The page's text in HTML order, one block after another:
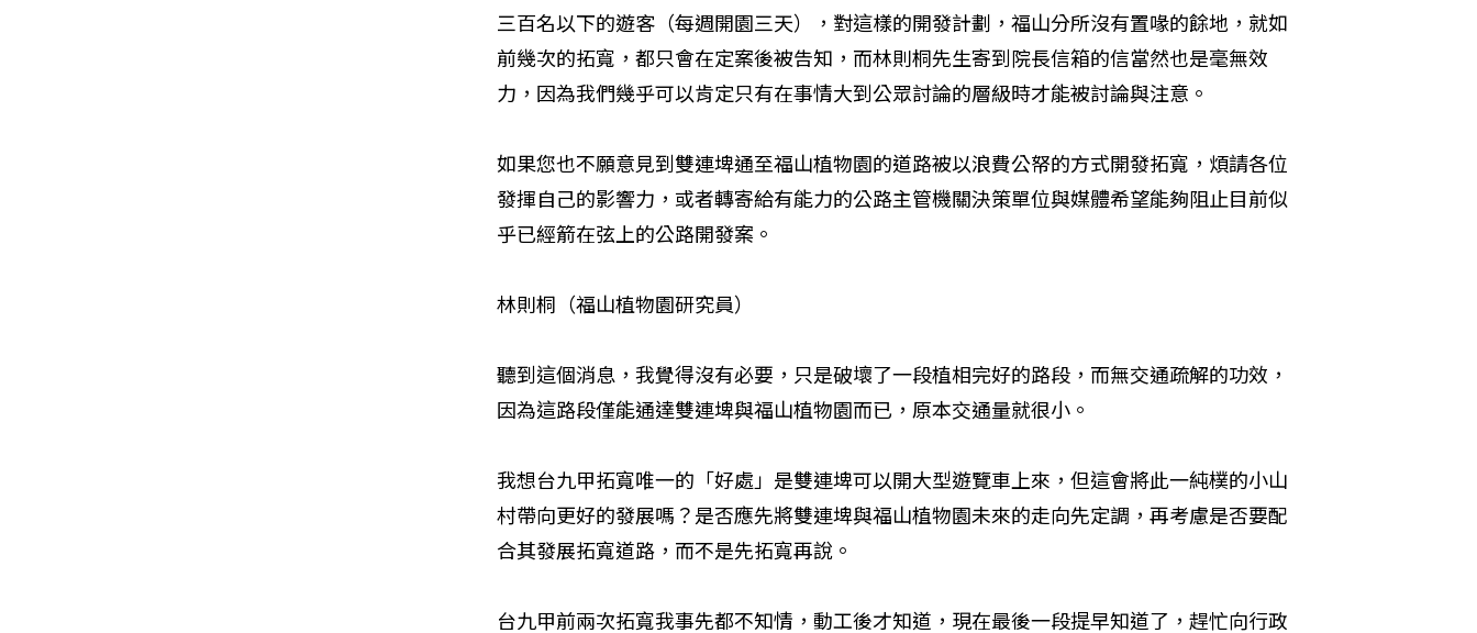
三百名以下的遊客（每週開園三天），對這樣的開發計劃，福山分所沒有置喙的餘地，就如
前幾次的拓寬，都只會在定案後被告知，而林則桐先生寄到院長信箱的信當然也是毫無效
力，因為我們幾乎可以肯定只有在事情大到公眾討論的層級時才能被討論與注意。
如果您也不願意見到雙連埤通至福山植物園的道路被以浪費公帑的方式開發拓寬，煩請各位
發揮自己的影響力，或者轉寄給有能力的公路主管機關決策單位與媒體希望能夠阻止目前似
乎已經箭在弦上的公路開發案。
林則桐（福山植物園研究員）
聽到這個消息，我覺得沒有必要，只是破壞了一段植相完好的路段，而無交通疏解的功效，
因為這路段僅能通達雙連埤與福山植物園而已，原本交通量就很小。
我想台九甲拓寬唯一的「好處」是雙連埤可以開大型遊覽車上來，但這會將此一純樸的小山
村帶向更好的發展嗎？是否應先將雙連埤與福山植物園未來的走向先定調，再考慮是否要配
合其發展拓寬道路，而不是先拓寬再說。
台九甲前兩次拓寬我事先都不知情，動工後才知道，現在最後一段提早知道了，趕忙向行政